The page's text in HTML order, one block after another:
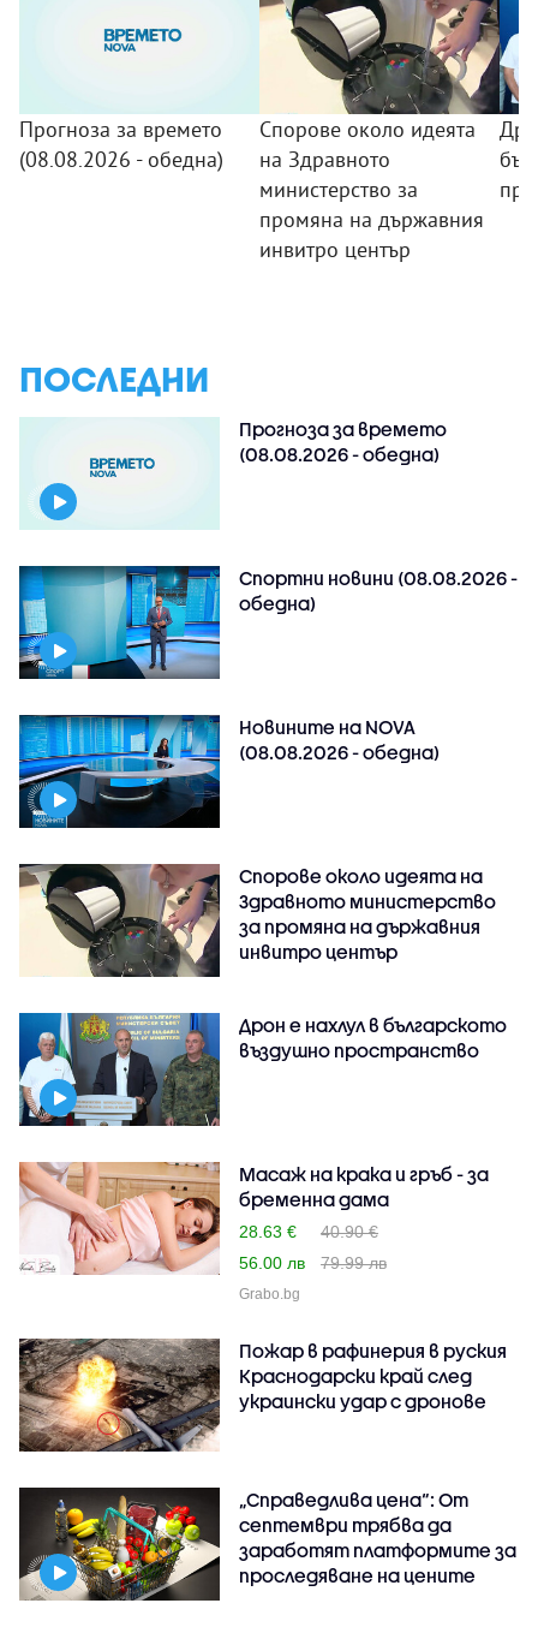
Прогноза за времето
(08.08.2026 - обедна)
Спорове около идеята
на Здравното
министерство за
промяна на държавния
инвитро център
ПОСЛЕДНИ
Прогноза за времето
(08.08.2026 - обедна)
Спортни новини (08.08.2026 -
обедна)
Новините на NOVA
(08.08.2026 - обедна)
Спорове около идеята на
Здравното министерство
за промяна на държавния
инвитро център
Дрон е нахлул в българското
въздушно пространство
Масаж на крака и гръб - за
бременна дама
28.63 €
40.90 €
56.00 лв
79.99 лв
Grabo.bg
Пожар в рафинерия в руския
Краснодарски край след
украински удар с дронове
„Справедлива цена“: От
септември трябва да
заработят платформите за
проследяване на цените